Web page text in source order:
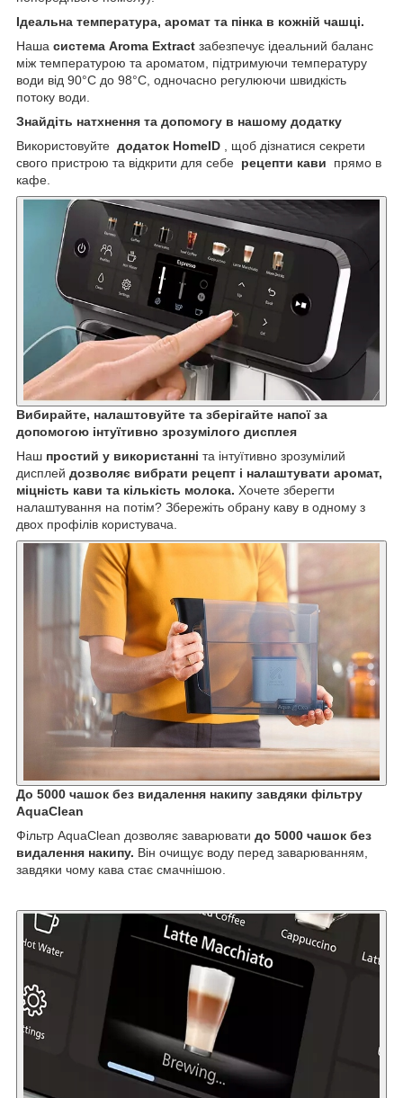
Ідеальна температура, аромат та пінка в кожній чашці.
Наша система Aroma Extract забезпечує ідеальний баланс
між температурою та ароматом, підтримуючи температуру
води від 90°C до 98°C, одночасно регулюючи швидкість
потоку води.
Знайдіть натхнення та допомогу в нашому додатку
Використовуйте додаток HomeID , щоб дізнатися секрети
свого пристрою та відкрити для себе рецепти кави прямо в
кафе.
Вибирайте, налаштовуйте та зберігайте напої за
допомогою інтуїтивно зрозумілого дисплея
Наш простий у використанні та інтуїтивно зрозумілий
дисплей дозволяє вибрати рецепт і налаштувати аромат,
міцність кави та кількість молока. Хочете зберегти
налаштування на потім? Збережіть обрану каву в одному з
двох профілів користувача.
До 5000 чашок без видалення накипу завдяки фільтру
AquaClean
Фільтр AquaClean дозволяє заварювати до 5000 чашок без
видалення накипу. Він очищує воду перед заварюванням,
завдяки чому кава стає смачнішою.